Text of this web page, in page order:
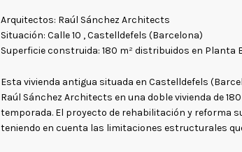
Arquitectos: Raúl Sánchez Architects
Situación: Calle 10 , Castelldefels (Barcelona)
Superficie construida: 180 m² distribuidos en Planta
Esta vivienda antigua situada en Castelldefels
Raúl Sánchez Architects en una doble vivienda de
temporada. El proyecto de rehabilitación y reforma
teniendo en cuenta las limitaciones estructurales